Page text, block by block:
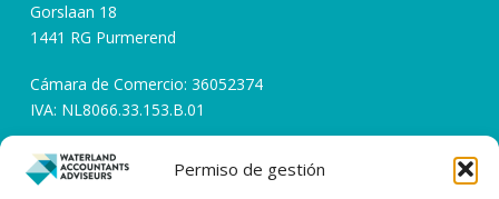
Permiso de gestión
Gorslaan 18
1441 RG Purmerend
Cámara de Comercio: 36052374
IVA: NL8066.33.153.B.01
Horarios de apertura